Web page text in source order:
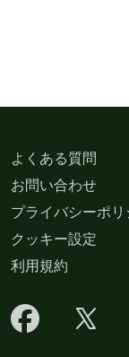
よくある質問
お問い合わせ
プライバシーポリ
クッキー設定
利用規約